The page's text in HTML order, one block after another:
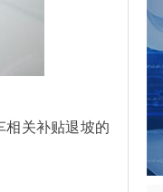
相关补贴退坡的